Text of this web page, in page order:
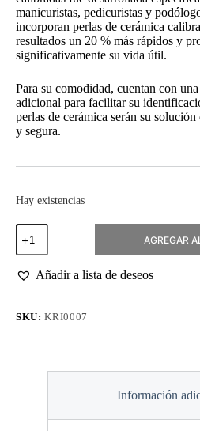
manicuristas, pedicuristas y
incorporan perlas de cerámica
resultados un 20 % más rápidos y
significativamente su vida útil.
Para su comodidad, cuentan con
adicional para facilitar su
perlas de cerámica serán su
y segura.
Hay existencias
Fresa
Flama
Typhoon
Roja
2.3mm
AGREGAR
Añadir a lista de deseos
SKU:KRI0007
Información